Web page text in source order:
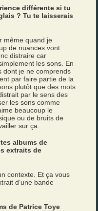
différente si tu
? Tu te laisserais
même quand je
de nuances vont
distraire car
les sons. En
dont je ne comprends
par faire partie de la
plutôt que des mots
par le sens des
les sons comme
beaucoup le
ou de bruits de
sur ça.
albums de
extraits de
contexte. Et ça vous
d’une bande
de Patrice Toye